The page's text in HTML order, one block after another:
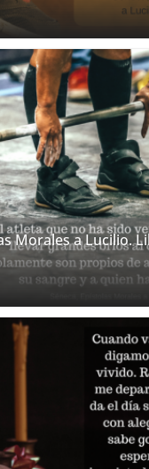
Morales a Lucilio.